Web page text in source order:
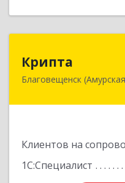
Крипта
Благовещенск
Клиентов на
1С:Специалист
675000,